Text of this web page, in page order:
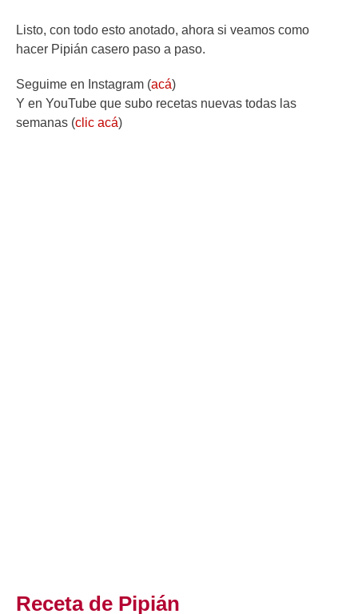
Listo, con todo esto anotado, ahora si veamos como
hacer Pipián casero paso a paso.
Seguime en Instagram (acá)
Y en YouTube que subo recetas nuevas todas las
semanas (clic acá)
Receta de Pipián